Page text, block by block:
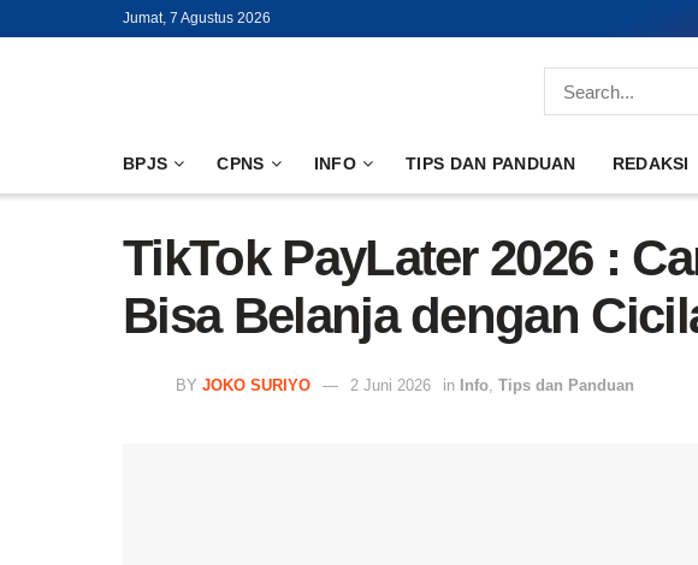
Jumat, 7 Agustus 2026
BPJS CPNS INFO TIPS DAN PANDUAN REDAKSI
TikTok PayLater 2026 :
Bisa Belanja dengan
BY JOKO SURIYO 2 Juni 2026 in Info Tips dan Panduan